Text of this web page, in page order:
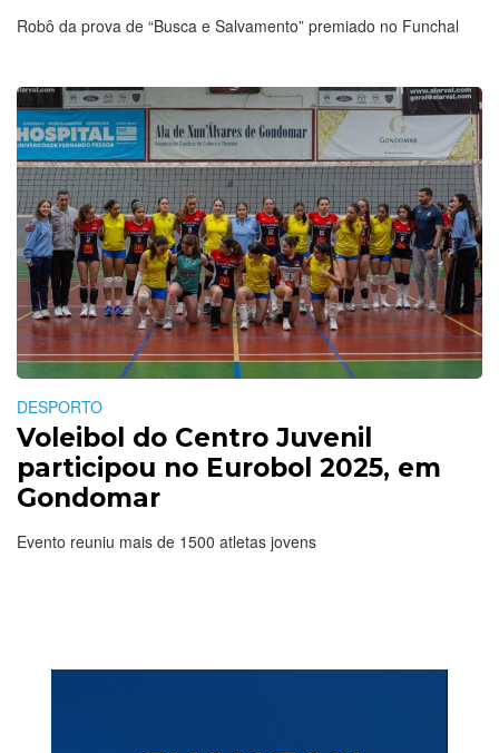
Robô da prova de “Busca e Salvamento” premiado no Funchal
DESPORTO
Voleibol do Centro Juvenil
participou no Eurobol 2025, em
Gondomar
Evento reuniu mais de 1500 atletas jovens